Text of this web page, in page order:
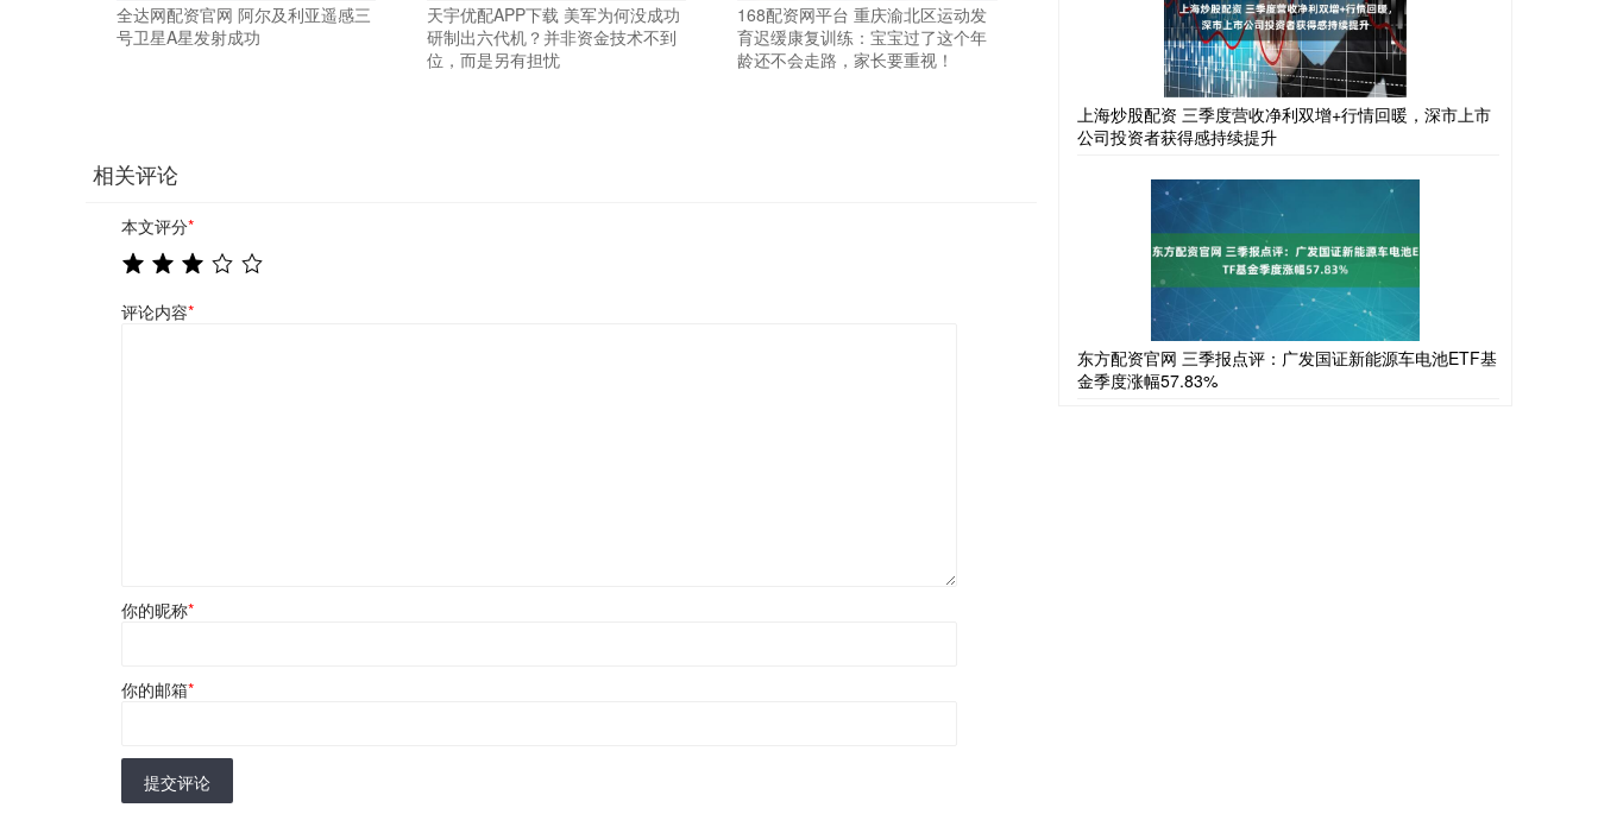
全达网配资官网 阿尔及利亚遥感三
号卫星A星发射成功
天宇优配APP下载 美军为何没成功
研制出六代机？并非资金技术不到
位，而是另有担忧
168配资网平台 重庆渝北区运动发
育迟缓康复训练：宝宝过了这个年
龄还不会走路，家长要重视！
相关评论
本文评分*
评论内容*
你的昵称*
你的邮箱*
提交评论
上海炒股配资 三季度营收净利双增+行情回暖，深市上市
公司投资者获得感持续提升
东方配资官网 三季报点评：广发国证新能源车电池ETF基
金季度涨幅57.83%